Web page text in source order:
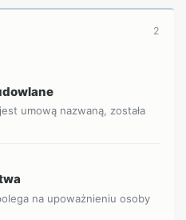
2
umową nazwaną, została
na upoważnieniu osoby